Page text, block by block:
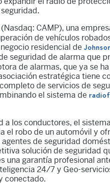
(Nasdaq: CAMP), una
de vehículos
residencial de
seguridad de alarma que
de alarmas, que ya se
estratégica tiene
de servicios de
el sistema de
a los conductores, el
el robo de un automóvil y
de seguridad
solución de seguridad
una garantía profesional
24/7 y Geo-
conectado.